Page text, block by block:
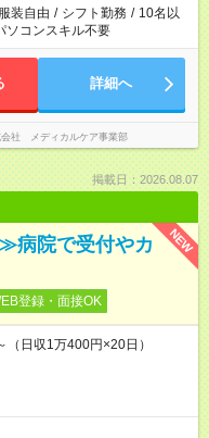
服装自由 / シフト勤務 / 10名以
ソコンスキル不要
詳細へ
会社 メディカルケア事業部
掲載日：2026.08.07
NEW
病院で受付やカ
登録・面接OK
日収1万400円×20日）